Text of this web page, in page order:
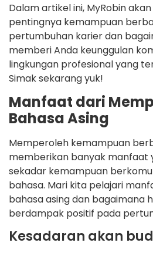
Dalam artikel ini, MyRobin
pentingnya kemampuan
pertumbuhan karier dan
memberi Anda keunggulan
lingkungan profesional yang
Simak sekarang yuk!
Manfaat dari
Bahasa Asing
Memperoleh kemampuan
memberikan banyak manfaat
sekadar kemampuan
bahasa. Mari kita pelajari
bahasa asing dan bagaimana
berdampak positif pada
Kesadaran akan